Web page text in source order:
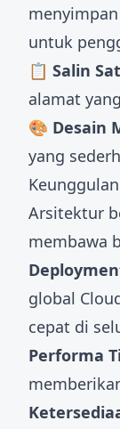
untuk
📋 Salin
alamat
🎨 Desain
yang
Arsitektur
membawa
global
cepat di
Performa